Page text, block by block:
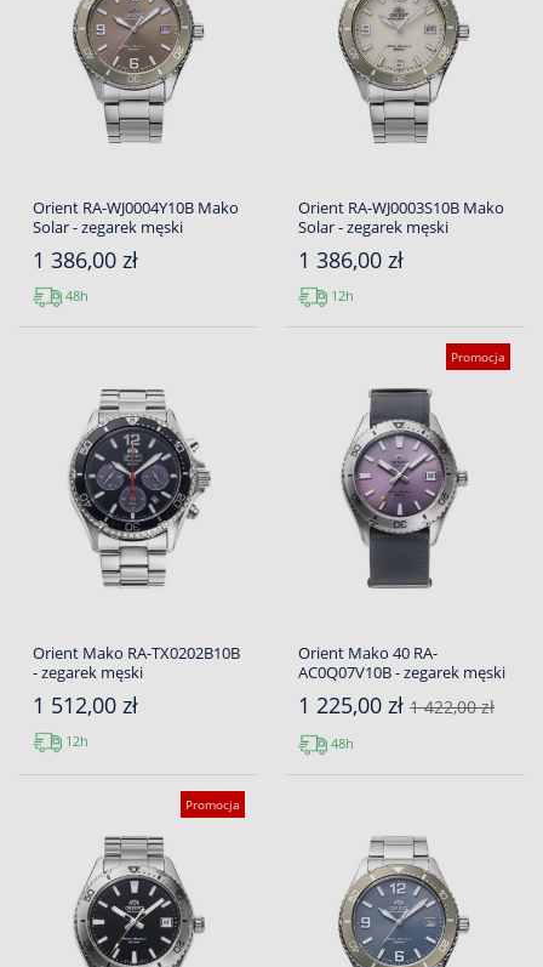
Orient RA-WJ0004Y10B Mako
Solar - zegarek męski
1 386,00 zł
48h
Orient RA-WJ0003S10B Mako
Solar - zegarek męski
1 386,00 zł
12h
Orient Mako RA-TX0202B10B
- zegarek męski
1 512,00 zł
12h
Promocja
Orient Mako 40 RA-
AC0Q07V10B - zegarek męski
1 225,00 zł 1 422,00 zł
48h
Promocja